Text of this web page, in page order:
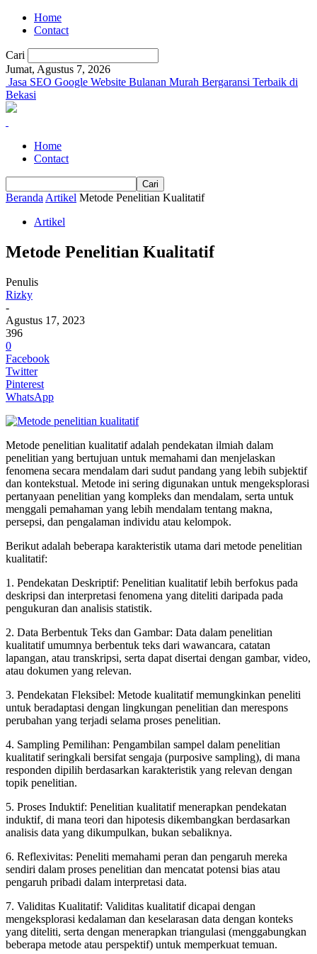
Home
Contact
Cari
Jumat, Agustus 7, 2026
Jasa SEO Google Website Bulanan Murah Bergaransi Terbaik di
Bekasi
Home
Contact
Beranda Artikel Metode Penelitian Kualitatif
Artikel
Metode Penelitian Kualitatif
Penulis
Rizky
-
Agustus 17, 2023
396
0
Facebook
Twitter
Pinterest
WhatsApp
Metode penelitian kualitatif adalah pendekatan ilmiah dalam
penelitian yang bertujuan untuk memahami dan menjelaskan
fenomena secara mendalam dari sudut pandang yang lebih subjektif
dan kontekstual. Metode ini sering digunakan untuk mengeksplorasi
pertanyaan penelitian yang kompleks dan mendalam, serta untuk
menggali pemahaman yang lebih mendalam tentang makna,
persepsi, dan pengalaman individu atau kelompok.
Berikut adalah beberapa karakteristik utama dari metode penelitian
kualitatif:
1. Pendekatan Deskriptif: Penelitian kualitatif lebih berfokus pada
deskripsi dan interpretasi fenomena yang diteliti daripada pada
pengukuran dan analisis statistik.
2. Data Berbentuk Teks dan Gambar: Data dalam penelitian
kualitatif umumnya berbentuk teks dari wawancara, catatan
lapangan, atau transkripsi, serta dapat disertai dengan gambar, video,
atau dokumen yang relevan.
3. Pendekatan Fleksibel: Metode kualitatif memungkinkan peneliti
untuk beradaptasi dengan lingkungan penelitian dan merespons
perubahan yang terjadi selama proses penelitian.
4. Sampling Pemilihan: Pengambilan sampel dalam penelitian
kualitatif seringkali bersifat sengaja (purposive sampling), di mana
responden dipilih berdasarkan karakteristik yang relevan dengan
topik penelitian.
5. Proses Induktif: Penelitian kualitatif menerapkan pendekatan
induktif, di mana teori dan hipotesis dikembangkan berdasarkan
analisis data yang dikumpulkan, bukan sebaliknya.
6. Reflexivitas: Peneliti memahami peran dan pengaruh mereka
sendiri dalam proses penelitian dan mencatat potensi bias atau
pengaruh pribadi dalam interpretasi data.
7. Validitas Kualitatif: Validitas kualitatif dicapai dengan
mengeksplorasi kedalaman dan keselarasan data dengan konteks
yang diteliti, serta dengan menerapkan triangulasi (menggabungkan
beberapa metode atau perspektif) untuk memperkuat temuan.